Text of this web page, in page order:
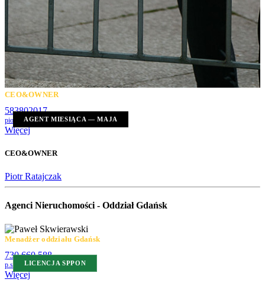
AGENT MIESIĄCA — MAJA
CEO&OWNER
583802017
piotr@ratajczaknieruchomosci.pl
Więcej
CEO&OWNER
Piotr Ratajczak
Agenci Nieruchomości - Oddział Gdańsk
LICENCJA SPPON
Menadżer oddziału Gdańsk
730 660 588
Więcej